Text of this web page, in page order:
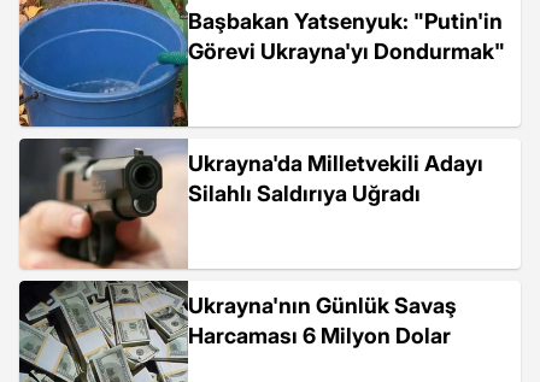
Başbakan Yatsenyuk: "Putin'in
Görevi Ukrayna'yı Dondurmak"
Ukrayna'da Milletvekili Adayı
Silahlı Saldırıya Uğradı
Ukrayna'nın Günlük Savaş
Harcaması 6 Milyon Dolar